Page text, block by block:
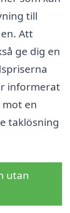
till
Att
ge dig en
informerat
mot en
taklösning
utan